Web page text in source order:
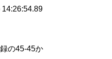
14:26:54.89
の45-45か